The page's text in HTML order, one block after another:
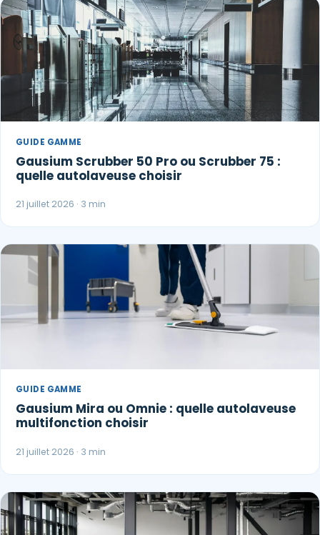
GUIDE GAMME
Gausium Scrubber 50 Pro ou Scrubber 75 :
quelle autolaveuse choisir
21 juillet 2026 · 3 min
GUIDE GAMME
Gausium Mira ou Omnie : quelle autolaveuse
multifonction choisir
21 juillet 2026 · 3 min